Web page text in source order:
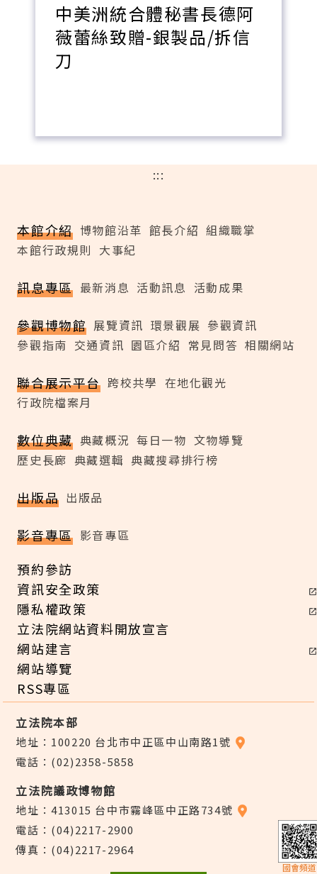
中美洲統合體秘書長德阿
薇蕾絲致贈-銀製品/拆信
刀
:::
本館介紹 博物館沿革 館長介紹 組織職掌
本館行政規則 大事紀
訊息專區 最新消息 活動訊息 活動成果
參觀博物館 展覽資訊 環景觀展 參觀資訊
參觀指南 交通資訊 園區介紹 常見問答 相關網站
聯合展示平台 跨校共學 在地化觀光
行政院檔案月
數位典藏 典藏概況 每日一物 文物導覽
歷史長廊 典藏選輯 典藏搜尋排行榜
出版品 出版品
影音專區 影音專區
預約參訪
資訊安全政策
隱私權政策
立法院網站資料開放宣言
網站建言
網站導覽
RSS專區
立法院本部
地址：100220 台北市中正區中山南路1號
電話：(02)2358-5858
立法院議政博物館
地址：413015 台中市霧峰區中正路734號
電話：(04)2217-2900
傳真：(04)2217-2964
國會頻道